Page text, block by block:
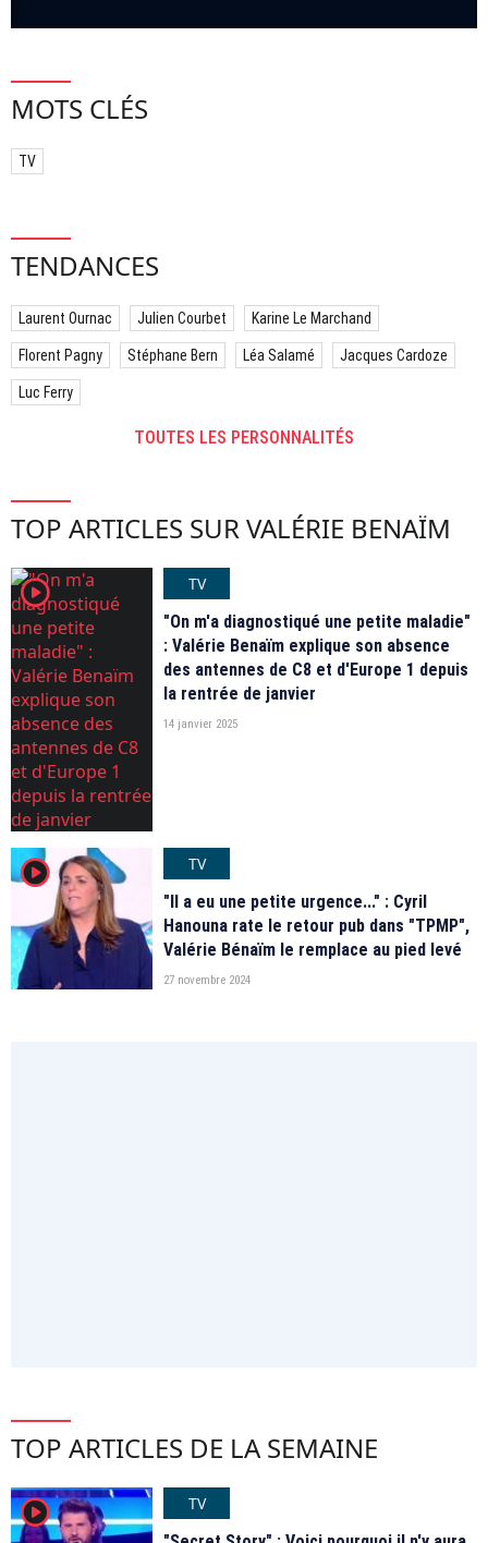
MOTS CLÉS
TV
TENDANCES
Laurent Ournac Julien Courbet Karine Le Marchand
Florent Pagny Stéphane Bern Léa Salamé Jacques Cardoze
Luc Ferry
TOUTES LES PERSONNALITÉS
TOP ARTICLES SUR VALÉRIE BENAÏM
player2
TV
"On m'a diagnostiqué une petite maladie"
: Valérie Benaïm explique son absence
des antennes de C8 et d'Europe 1 depuis
la rentrée de janvier
14 janvier 2025
player2
TV
"Il a eu une petite urgence..." : Cyril
Hanouna rate le retour pub dans "TPMP",
Valérie Bénaïm le remplace au pied levé
27 novembre 2024
TOP ARTICLES DE LA SEMAINE
player2
TV